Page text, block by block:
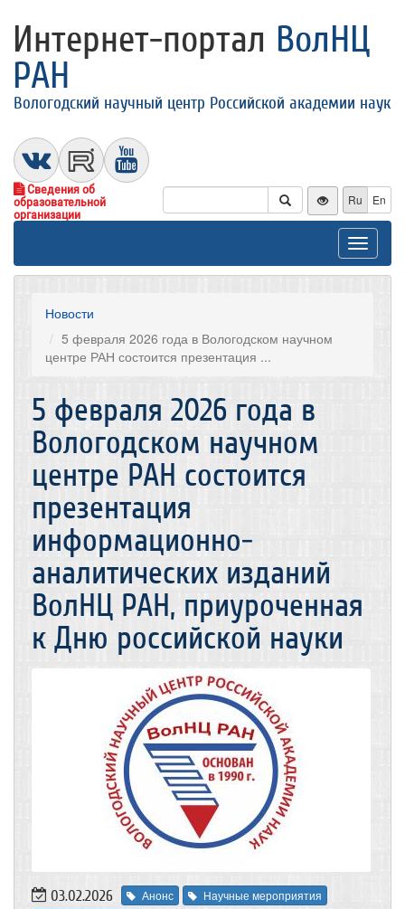
Интернет-портал ВолНЦ
РАН
Вологодский научный центр Российской академии наук
Сведения об
образовательной
организации
Ru En
Toggle
Новости
5 февраля 2026 года в Вологодском научном
центре РАН состоится презентация ...
5 февраля 2026 года в
Вологодском научном
центре РАН состоится
презентация
информационно-
аналитических изданий
ВолНЦ РАН, приуроченная
к Дню российской науки
03.02.2026 Анонс
Научные мероприятия